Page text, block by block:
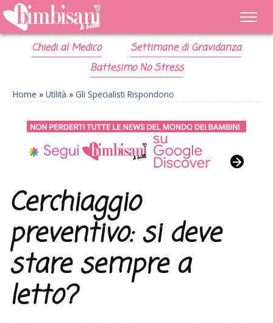
Chiedi al Medico
Settimane di Gravidanza
Battesimo No Stress
Home » Utilità » Gli Specialisti Rispondono
Cerchiaggio
preventivo: si deve
stare sempre a
letto?